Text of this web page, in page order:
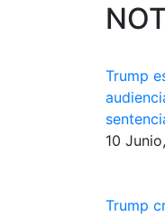
Trump
10
Trump